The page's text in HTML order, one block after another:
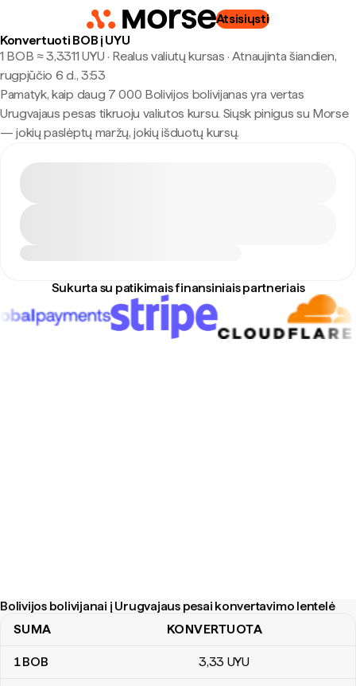
Atsisiųsti
Konvertuoti BOB į UYU
1 BOB ≈ 3,3311 UYU · Realus valiutų kursas · Atnaujinta šiandien,
rugpjūčio 6 d., 3:53
Pamatyk, kaip daug 7 000 Bolivijos bolivijanas yra vertas
Urugvajaus pesas tikruoju valiutos kursu. Siųsk pinigus su Morse
— jokių paslėptų maržų, jokių išduotų kursų.
Sukurta su patikimais finansiniais partneriais
Bolivijos bolivijanai į Urugvajaus pesai konvertavimo lentelė
Bolivijos bolivijanai į Urugvajaus pesai konvertavimo lentelė
SUMA KONVERTUOTA
1BOB 3,33 UYU